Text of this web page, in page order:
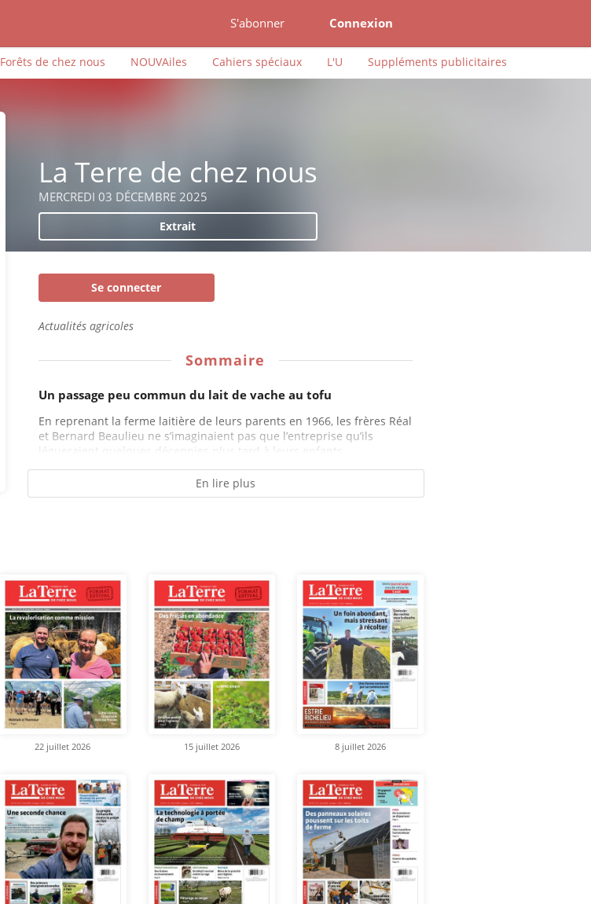
S'abonner Connexion
Forêts de chez nous NOUVAiles Cahiers spéciaux L'U Suppléments publicitaires
La Terre de chez nous
MERCREDI 03 DÉCEMBRE 2025
Extrait
Se connecter
Actualités agricoles
Sommaire
Un passage peu commun du lait de vache au tofu
En reprenant la ferme laitière de leurs parents en 1966, les frères Réal
et Bernard Beaulieu ne s’imaginaient pas que l’entreprise qu’ils
légueraient quelques décennies plus tard à leurs enfants...
En lire plus
22 juillet 2026 15 juillet 2026 8 juillet 2026